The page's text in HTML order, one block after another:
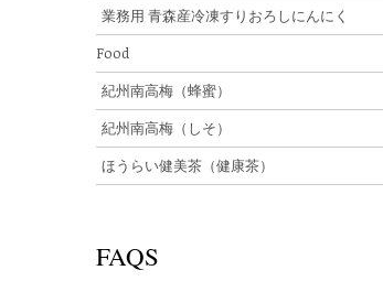
業務用 青森産冷凍すりおろしにんにく
Food
紀州南高梅（蜂蜜）
紀州南高梅（しそ）
ほうらい健美茶（健康茶）
FAQS